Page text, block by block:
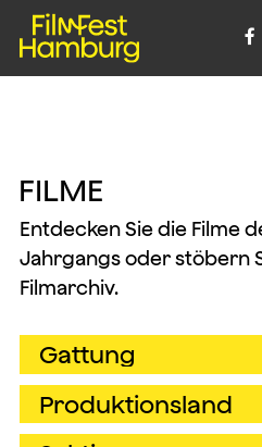

FILME
Entdecken Sie die Filme
Jahrgangs oder stöbern
Filmarchiv.